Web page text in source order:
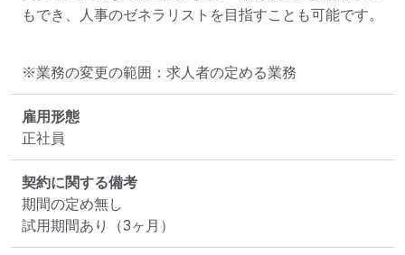
もでき、人事のゼネラリストを目指すことも可能です。
※業務の変更の範囲：求人者の定める業務
雇用形態
正社員
契約に関する備考
期間の定め無し
試用期間あり（3ヶ月）